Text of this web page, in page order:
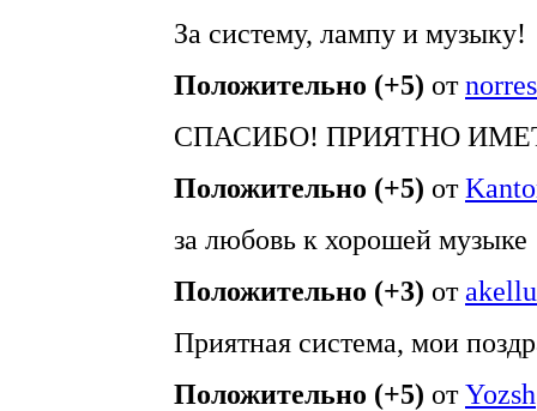
За систему, лампу и музыку!
Положительно (+5) от
СПАСИБО! ПРИЯТНО
Положительно (+5) от
за любовь к хорошей музыке
Положительно (+3) от
Приятная система, мои
Положительно (+5) отYozsh